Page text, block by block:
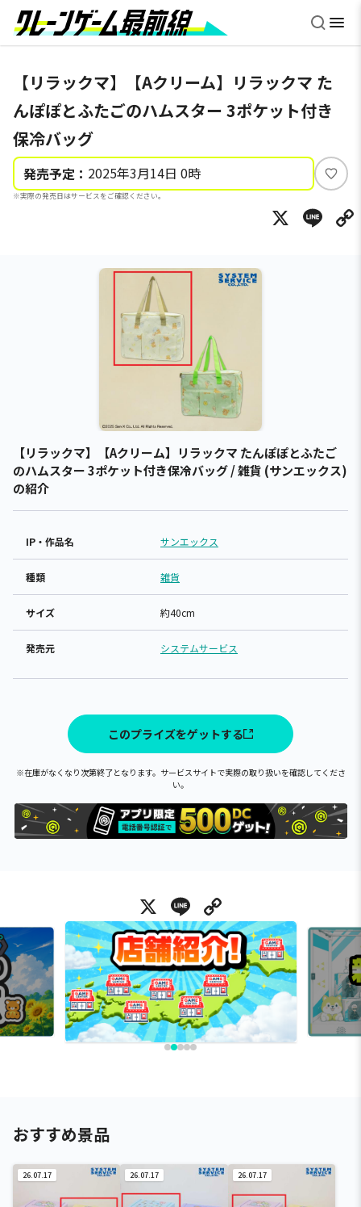
【リラックマ】【Aクリーム】リラックマ た
んぽぽとふたごのハムスター 3ポケット付き
保冷バッグ
発売予定： 2025年3月14日 0時
※実際の発売日はサービスをご確認ください。
い
ね
X
【リラックマ】【Aクリーム】リラックマ たんぽぽとふたご
のハムスター 3ポケット付き保冷バッグ / 雑貨 (サンエックス)
の紹介
IP・作品名 サンエックス
種類 雑貨
サイズ 約40cm
発売元 システムサービス
このプライズをゲットする
※在庫がなくなり次第終了となります。サービスサイトで実際の取り扱いを確認してくださ
い。
X Line
おすすめ景品
26.07.17 26.07.17 26.07.17